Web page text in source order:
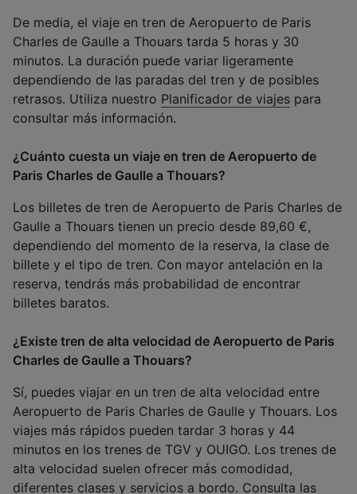
De media, el viaje en tren de Aeropuerto de Paris
Charles de Gaulle a Thouars tarda 5 horas y 30
minutos. La duración puede variar ligeramente
dependiendo de las paradas del tren y de posibles
retrasos. Utiliza nuestro Planificador de viajes para
consultar más información.
¿Cuánto cuesta un viaje en tren de Aeropuerto de
Paris Charles de Gaulle a Thouars?
Los billetes de tren de Aeropuerto de Paris Charles de
Gaulle a Thouars tienen un precio desde 89,60 €,
dependiendo del momento de la reserva, la clase de
billete y el tipo de tren. Con mayor antelación en la
reserva, tendrás más probabilidad de encontrar
billetes baratos.
¿Existe tren de alta velocidad de Aeropuerto de Paris
Charles de Gaulle a Thouars?
Sí, puedes viajar en un tren de alta velocidad entre
Aeropuerto de Paris Charles de Gaulle y Thouars. Los
viajes más rápidos pueden tardar 3 horas y 44
minutos en los trenes de TGV y OUIGO. Los trenes de
alta velocidad suelen ofrecer más comodidad,
diferentes clases y servicios a bordo. Consulta las